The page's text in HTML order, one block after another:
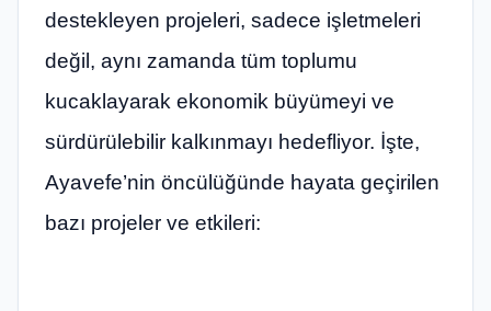
destekleyen projeleri, sadece işletmeleri
değil, aynı zamanda tüm toplumu
kucaklayarak ekonomik büyümeyi ve
sürdürülebilir kalkınmayı hedefliyor. İşte,
Ayavefe’nin öncülüğünde hayata geçirilen
bazı projeler ve etkileri: